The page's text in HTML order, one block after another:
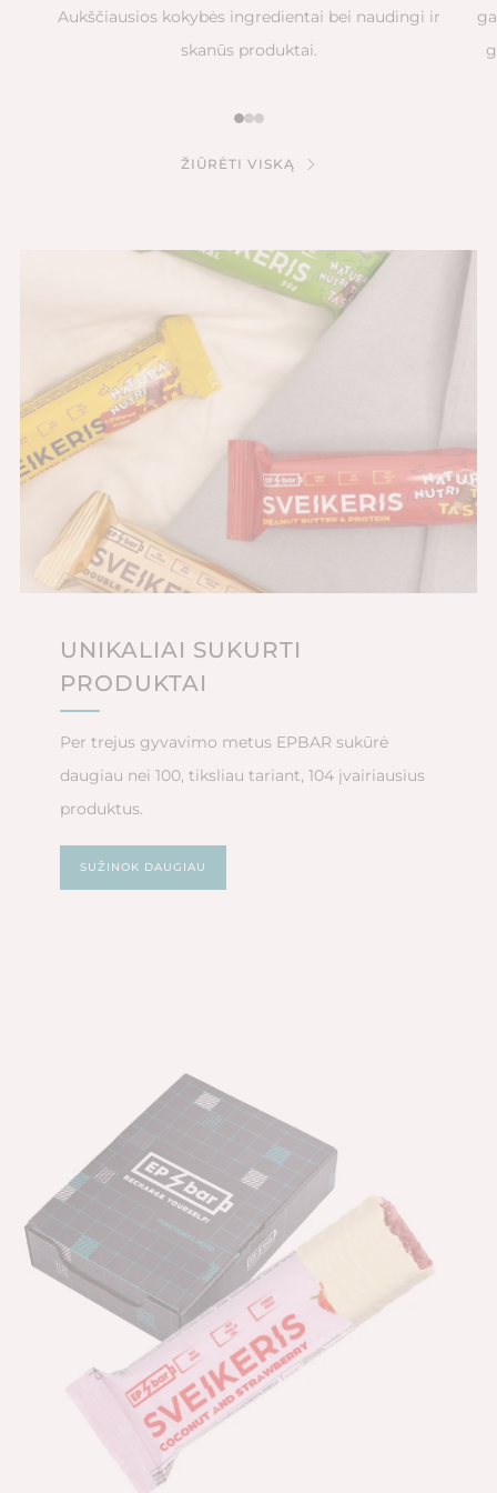
Aukščiausios kokybės ingredientai bei naudingi ir
skanūs produktai.
ŽIŪRĖTI VISKĄ
UNIKALIAI SUKURTI
PRODUKTAI
Per trejus gyvavimo metus EPBAR sukūrė
daugiau nei 100, tiksliau tariant, 104 įvairiausius
produktus.
SUŽINOK DAUGIAU